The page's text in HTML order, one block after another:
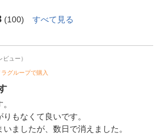
(100) すべて見る
ュー）
ラグループで購入
もなくて良いです。
ましたが、数日で消えました。